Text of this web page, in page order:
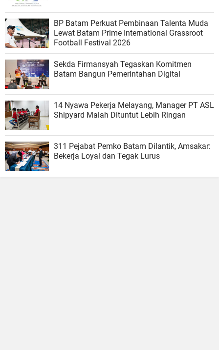
BP Batam Perkuat Pembinaan Talenta Muda
Lewat Batam Prime International Grassroot
Football Festival 2026
Sekda Firmansyah Tegaskan Komitmen
Batam Bangun Pemerintahan Digital
14 Nyawa Pekerja Melayang, Manager PT ASL
Shipyard Malah Dituntut Lebih Ringan
311 Pejabat Pemko Batam Dilantik, Amsakar:
Bekerja Loyal dan Tegak Lurus